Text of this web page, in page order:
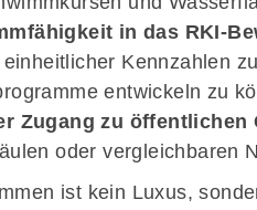
in das RKI-
Kennzahlen
entwickeln zu
Zugang zu öffentlichen
oder vergleichbaren
ist kein Luxus,